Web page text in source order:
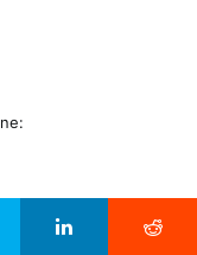
te ai tavali pe jos